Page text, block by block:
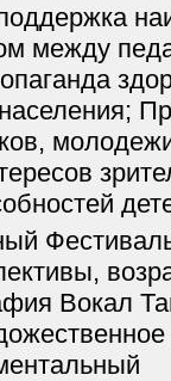
между
Вокал